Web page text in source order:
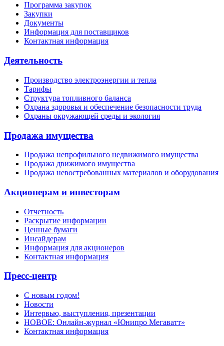
Программа закупок
Закупки
Документы
Информация для поставщиков
Контактная информация
Деятельность
Производство электроэнергии и тепла
Тарифы
Структура топливного баланса
Охрана здоровья и обеспечение безопасности труда
Охраны окружающей среды и экология
Продажа имущества
Продажа непрофильного недвижимого имущества
Продажа движимого имущества
Продажа невостребованных материалов и оборудования
Акционерам и инвесторам
Отчетность
Раскрытие информации
Ценные бумаги
Инсайдерам
Информация для акционеров
Контактная информация
Пресс-центр
С новым годом!
Новости
Интервью, выступления, презентации
НОВОЕ: Онлайн-журнал «Юнипро Мегаватт»
Контактная информация